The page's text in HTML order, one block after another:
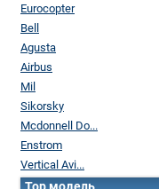
Eurocopter
Bell
Agusta
Airbus
Mil
Sikorsky
Mcdonnell Do...
Enstrom
Vertical Avi...